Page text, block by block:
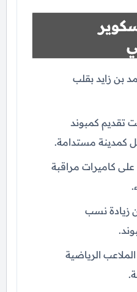
بن زايد بقلب
ضمنت تقديم كمبوند
كمدينة مستدامة.
كاميرات مراقبة
زيادة نسب
الرياضية